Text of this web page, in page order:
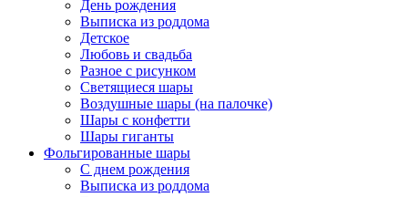
День рождения
Выписка из роддома
Детское
Любовь и свадьба
Разное с рисунком
Светящиеся шары
Воздушные шары (на палочке)
Шары с конфетти
Шары гиганты
Фольгированные шары
С днем рождения
Выписка из роддома